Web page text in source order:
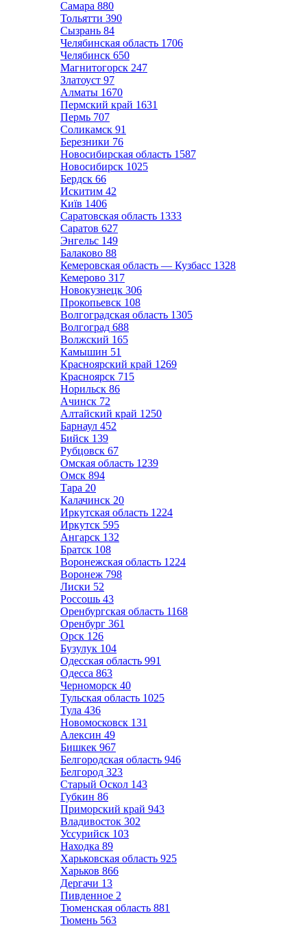
Самара 880
Тольятти 390
Сызрань 84
Челябинская область 1706
Челябинск 650
Магнитогорск 247
Златоуст 97
Алматы 1670
Пермский край 1631
Пермь 707
Соликамск 91
Березники 76
Новосибирская область 1587
Новосибирск 1025
Бердск 66
Искитим 42
Київ 1406
Саратовская область 1333
Саратов 627
Энгельс 149
Балаково 88
Кемеровская область — Кузбасс 1328
Кемерово 317
Новокузнецк 306
Прокопьевск 108
Волгоградская область 1305
Волгоград 688
Волжский 165
Камышин 51
Красноярский край 1269
Красноярск 715
Норильск 86
Ачинск 72
Алтайский край 1250
Барнаул 452
Бийск 139
Рубцовск 67
Омская область 1239
Омск 894
Тара 20
Калачинск 20
Иркутская область 1224
Иркутск 595
Ангарск 132
Братск 108
Воронежская область 1224
Воронеж 798
Лиски 52
Россошь 43
Оренбургская область 1168
Оренбург 361
Орск 126
Бузулук 104
Одесская область 991
Одесса 863
Черноморск 40
Тульская область 1025
Тула 436
Новомосковск 131
Алексин 49
Бишкек 967
Белгородская область 946
Белгород 323
Старый Оскол 143
Губкин 86
Приморский край 943
Владивосток 302
Уссурийск 103
Находка 89
Харьковская область 925
Харьков 866
Дергачи 13
Пивденное 2
Тюменская область 881
Тюмень 563